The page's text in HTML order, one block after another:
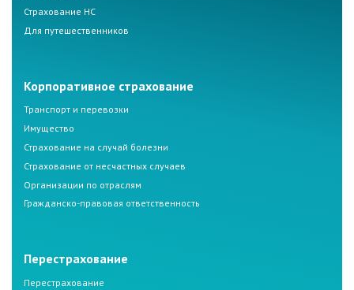
Страхование НС
Для путешественников
Корпоративное страхование
Транспорт и перевозки
Имущество
Страхование на случай болезни
Страхование от несчастных случаев
Организации по отраслям
Гражданско-правовая ответственность
Перестрахование
Перестрахование